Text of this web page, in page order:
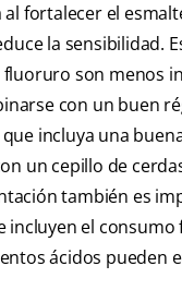
fortalecer el
la sensibilidad.
son menos
con un buen
incluya una
un cepillo de
también es
incluyen el
ácidos pueden